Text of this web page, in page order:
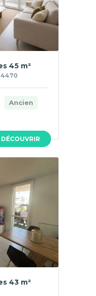
DÉCOUVRIR
45 m²
Ancien
43 m²